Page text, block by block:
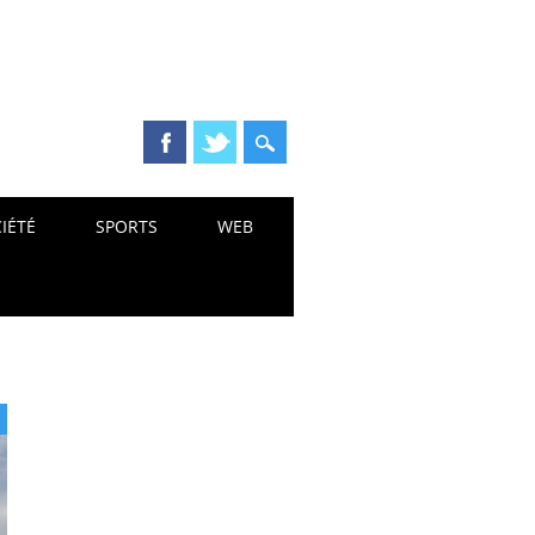
SPORTS WEB